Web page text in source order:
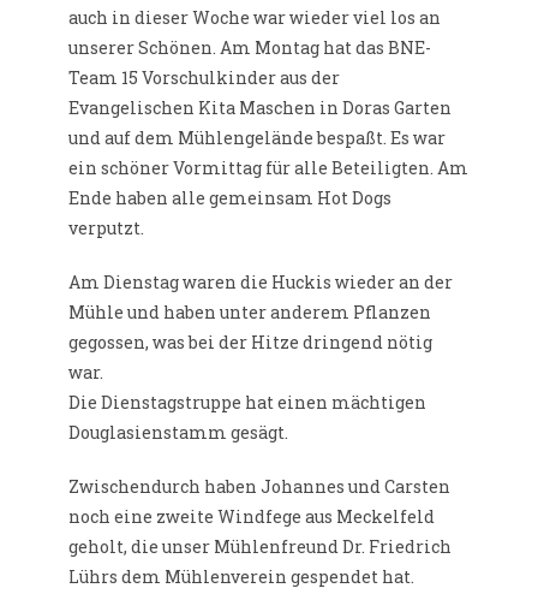
auch in dieser Woche war wieder viel los an
unserer Schönen. Am Montag hat das BNE-
Team 15 Vorschulkinder aus der
Evangelischen Kita Maschen in Doras Garten
und auf dem Mühlengelände bespaßt. Es war
ein schöner Vormittag für alle Beteiligten. Am
Ende haben alle gemeinsam Hot Dogs
verputzt.
Am Dienstag waren die Huckis wieder an der
Mühle und haben unter anderem Pflanzen
gegossen, was bei der Hitze dringend nötig
war.
Die Dienstagstruppe hat einen mächtigen
Douglasienstamm gesägt.
Zwischendurch haben Johannes und Carsten
noch eine zweite Windfege aus Meckelfeld
geholt, die unser Mühlenfreund Dr. Friedrich
Lührs dem Mühlenverein gespendet hat.